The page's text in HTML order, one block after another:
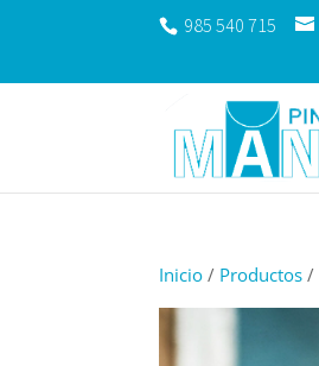
985 540 715
Inicio / Productos /